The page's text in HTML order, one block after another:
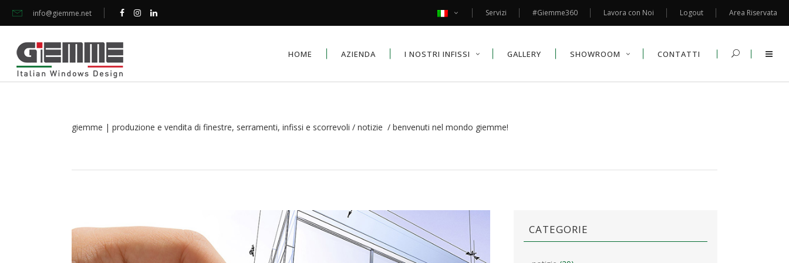
info@giemme.net Servizi #Giemme360 Lavora con Noi Logout Area Riservata
HOME AZIENDA I NOSTRI INFISSI GALLERY SHOWROOM CONTATTI
giemme | produzione e vendita di finestre, serramenti, infissi e scorrevoli / notizie / benvenuti nel mondo giemme!
CATEGORIE